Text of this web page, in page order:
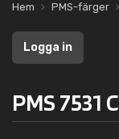
Hem PMS-färger
Logga in
PMS 7531 C